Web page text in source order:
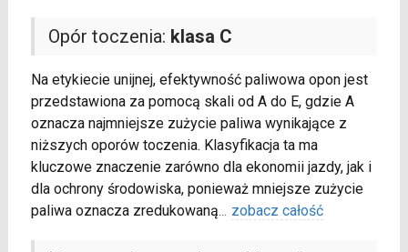
Opór toczenia: klasa C
Na etykiecie unijnej, efektywność paliwowa opon jest
przedstawiona za pomocą skali od A do E, gdzie A
oznacza najmniejsze zużycie paliwa wynikające z
niższych oporów toczenia. Klasyfikacja ta ma
kluczowe znaczenie zarówno dla ekonomii jazdy, jak i
dla ochrony środowiska, ponieważ mniejsze zużycie
paliwa oznacza zredukowaną... zobacz całość